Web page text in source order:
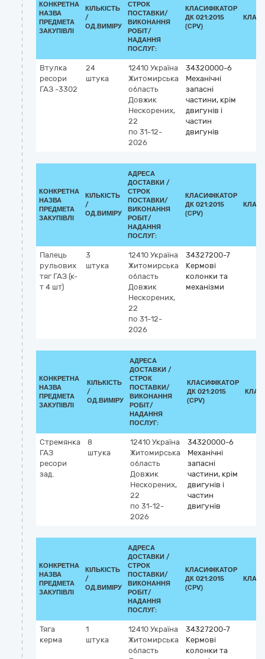
КОНКРЕТНА
НАЗВА
ПРЕДМЕТА
ЗАКУПІВЛІ
КІЛЬКІСТЬ
/
ОД.ВИМІРУ
СТРОК
ПОСТАВКИ/
ВИКОНАННЯ
РОБІТ/
НАДАННЯ
ПОСЛУГ:
КЛАСИФІКАТОР
ДК 021:2015
(CPV)
Втулка
ресори
ГАЗ -3302
24
штука
12410 Україна
Житомирська
область
Довжик
Нескорених,
22
по 31-12-
2026
34320000-6
Механічні
запасні
частини, крім
двигунів і
частин
двигунів
КОНКРЕТНА
НАЗВА
ПРЕДМЕТА
ЗАКУПІВЛІ
КІЛЬКІСТЬ
/
ОД.ВИМІРУ
АДРЕСА
ДОСТАВКИ /
СТРОК
ПОСТАВКИ/
ВИКОНАННЯ
РОБІТ/
НАДАННЯ
ПОСЛУГ:
КЛАСИФІКАТОР
ДК 021:2015
(CPV)
Палець
рульових
тяг ГАЗ (к-
т 4 шт)
3
штука
12410 Україна
Житомирська
область
Довжик
Нескорених,
22
по 31-12-
2026
34327200-7
Кермові
колонки та
механізми
КОНКРЕТНА
НАЗВА
ПРЕДМЕТА
ЗАКУПІВЛІ
КІЛЬКІСТЬ
/
ОД.ВИМІРУ
АДРЕСА
ДОСТАВКИ /
СТРОК
ПОСТАВКИ/
ВИКОНАННЯ
РОБІТ/
НАДАННЯ
ПОСЛУГ:
КЛАСИФІКАТОР
ДК 021:2015
(CPV)
Стремянка
ГАЗ
ресори
зад.
8
штука
12410 Україна
Житомирська
область
Довжик
Нескорених,
22
по 31-12-
2026
34320000-6
Механічні
запасні
частини, крім
двигунів і
частин
двигунів
КОНКРЕТНА
НАЗВА
ПРЕДМЕТА
ЗАКУПІВЛІ
КІЛЬКІСТЬ
/
ОД.ВИМІРУ
АДРЕСА
ДОСТАВКИ /
СТРОК
ПОСТАВКИ/
ВИКОНАННЯ
РОБІТ/
НАДАННЯ
ПОСЛУГ:
КЛАСИФІКАТОР
ДК 021:2015
(CPV)
Тяга
керма
1
штука
12410 Україна
Житомирська
область
34327200-7
Кермові
колонки та